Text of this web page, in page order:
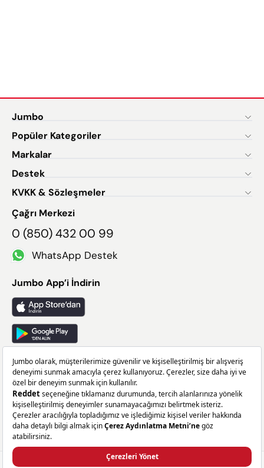
219,99 TL
Jumbo
Popüler Kategoriler
Markalar
Destek
KVKK & Sözleşmeler
Çağrı Merkezi
0 (850) 432 00 99
WhatsApp Destek
Jumbo App’i İndirin
Takip Edin
Facebook
X
Instagram
Linkedin